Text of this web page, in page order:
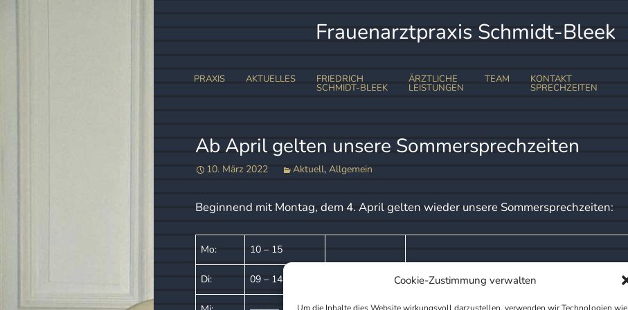
Cookie-Zustimmung verwalten
Frauenarztpraxis Schmidt-Bleek
Zum
PRAXIS AKTUELLES FRIEDRICH
SCHMIDT-BLEEK
ÄRZTLICHE
LEISTUNGEN
TEAM KONTAKT
SPRECHZEITEN
BERUFSRECHT
Ab April gelten unsere Sommersprechzeiten
10. März 2022 Aktuell, Allgemein
Beginnend mit Montag, dem 4. April gelten wieder unsere Sommersprechzeiten:
Mo: 10 – 15
Di: 09 – 14